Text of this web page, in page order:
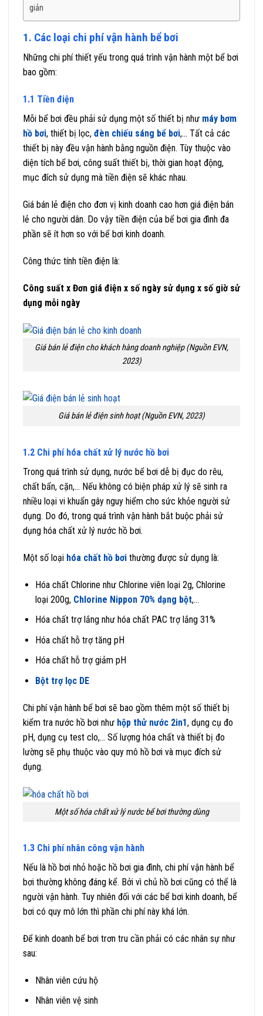
giản
1. Các loại chi phí vận hành bể bơi
Những chi phí thiết yếu trong quá trình vận hành một bể bơi
bao gồm:
1.1 Tiền điện
Mỗi bể bơi đều phải sử dụng một số thiết bị như máy bơm
hồ bơi, thiết bị lọc, đèn chiếu sáng bể bơi,… Tất cả các
thiết bị này đều vận hành bằng nguồn điện. Tùy thuộc vào
diện tích bể bơi, công suất thiết bị, thời gian hoạt động,
mục đích sử dụng mà tiền điện sẽ khác nhau.
Giá bán lẻ điện cho đơn vị kinh doanh cao hơn giá điện bán
lẻ cho người dân. Do vậy tiền điện của bể bơi gia đình đa
phần sẽ ít hơn so với bể bơi kinh doanh.
Công thức tính tiền điện là:
Công suất x Đơn giá điện x số ngày sử dụng x số giờ sử
dụng mỗi ngày
Giá bán lẻ điện cho khách hàng doanh nghiệp (Nguồn EVN,
2023)
Giá bán lẻ điện sinh hoạt (Nguồn EVN, 2023)
1.2 Chi phí hóa chất xử lý nước hồ bơi
Trong quá trình sử dụng, nước bể bơi dễ bị đục do rêu,
chất bẩn, cặn,… Nếu không có biện pháp xử lý sẽ sinh ra
nhiều loại vi khuẩn gây nguy hiểm cho sức khỏe người sử
dụng. Do đó, trong quá trình vận hành bắt buộc phải sử
dụng hóa chất xử lý nước hồ bơi.
Một số loại hóa chất hồ bơi thường được sử dụng là:
Hóa chất Chlorine như Chlorine viên loại 2g, Chlorine
loại 200g, Chlorine Nippon 70% dạng bột,…
Hóa chất trợ lắng như hóa chất PAC trợ lắng 31%
Hóa chất hỗ trợ tăng pH
Hóa chất hỗ trợ giảm pH
Bột trợ lọc DE
Chi phí vận hành bể bơi sẽ bao gồm thêm một số thiết bị
kiểm tra nước hồ bơi như hộp thử nước 2in1, dụng cụ đo
pH, dụng cụ test clo,… Số lượng hóa chất và thiết bị đo
lường sẽ phụ thuộc vào quy mô hồ bơi và mục đích sử
dụng.
Một số hóa chất xử lý nước bể bơi thường dùng
1.3 Chi phí nhân công vận hành
Nếu là hồ bơi nhỏ hoặc hồ bơi gia đình, chi phí vận hành bể
bơi thường không đáng kể. Bởi vì chủ hồ bơi cũng có thể là
người vận hành. Tuy nhiên đối với các bể bơi kinh doanh, bể
bơi có quy mô lớn thì phần chi phí này khá lớn.
Để kinh doanh bể bơi trơn tru cần phải có các nhân sự như
sau:
Nhân viên cứu hộ
Nhân viên vệ sinh